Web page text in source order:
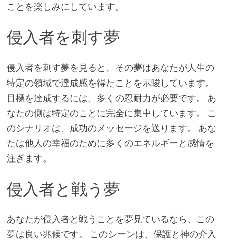
ことを楽しみにしています。
侵入者を刺す夢
侵入者を刺す夢を見ると、その夢はあなたが人生の
特定の領域で達成感を得たことを示唆しています。
目標を達成するには、多くの忍耐力が必要です。 あ
なたの側は特定のことに完全に集中しています。 こ
のシナリオは、成功のメッセージを送ります。 あな
たは他人の幸福のために多くのエネルギーと感情を
注ぎます。
侵入者と戦う夢
あなたが侵入者と戦うことを夢見ているなら、この
夢は良い兆候です。 このシーンは、保護と神の介入